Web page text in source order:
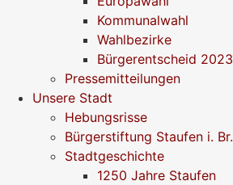
Kommunalwahl
Wahlbezirke
Bürgerentscheid 2023
Pressemitteilungen
Unsere Stadt
Hebungsrisse
Bürgerstiftung Staufen i. Br.
Stadtgeschichte
1250 Jahre Staufen